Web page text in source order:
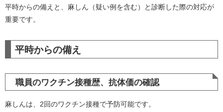
平時からの備えと、麻しん（疑い例を含む）と診断した際の対応が
重要です。
平時からの備え
職員のワクチン接種歴、抗体価の確認
麻しんは、2回のワクチン接種で予防可能です。